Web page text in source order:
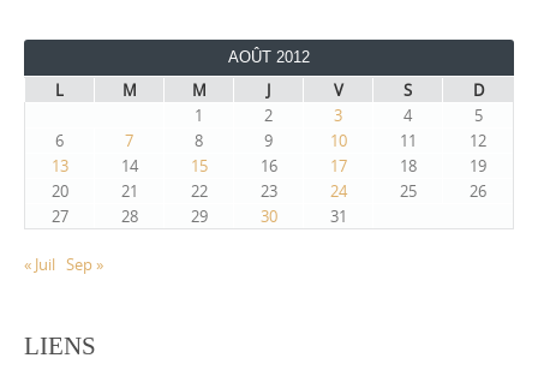
AOÛT 2012
L M M J V S
D
1
2 3 4
5
6
7 8 9 10 11
12
13
14 15 16 17 18
19
20
21 22 23 24 25
26
27
28 29 30 31
« Juil Sep »
LIENS